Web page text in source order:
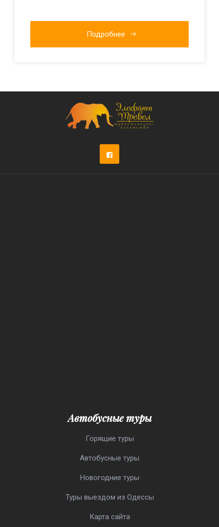
Подробнее
Автобусные туры
Горящие туры
Автобусные туры
Новогодние туры
Туры выездом из Одессы
Карта сайта